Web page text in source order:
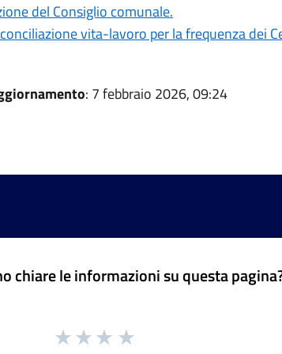
del Consiglio comunale.
vita-lavoro per la frequenza dei
: 7 febbraio 2026, 09:24
chiare le informazioni su questa